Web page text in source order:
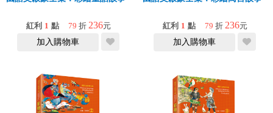
紅利 1 點 79 折 236元
加入購物車
紅利 1 點 79 折 236元
加入購物車